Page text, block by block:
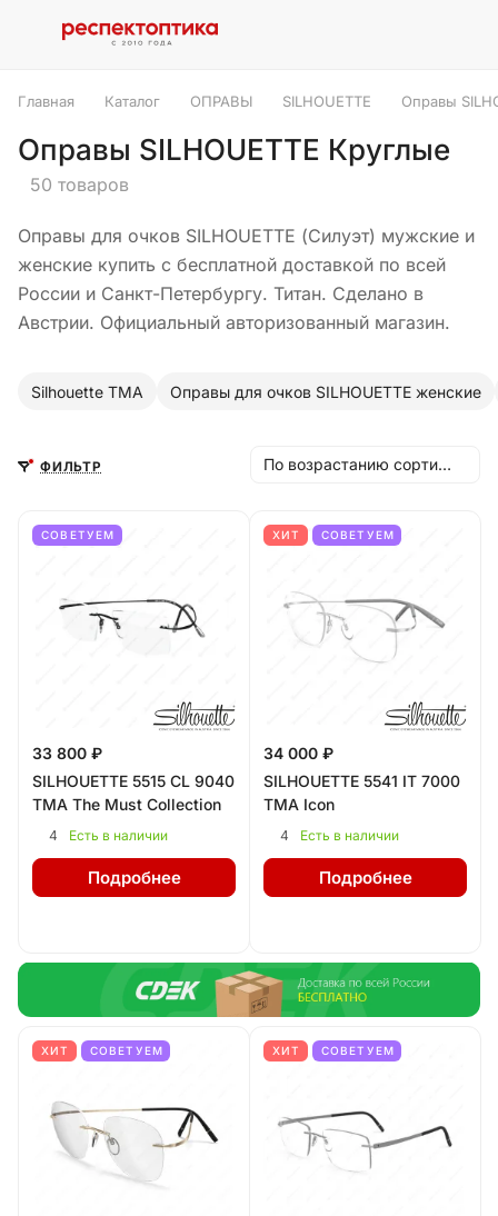
Главная Каталог ОПРАВЫ SILHOUETTE Оправы
Оправы SILHOUETTE Круглые
50 товаров
Оправы для очков SILHOUETTE (Силуэт) мужские и
женские купить с бесплатной доставкой по всей
России и Санкт-Петербургу. Титан. Сделано в
Австрии. Официальный авторизованный магазин.
Silhouette TMA Оправы для очков SILHOUETTE женские
ФИЛЬТР По возрастанию сортировки
СОВЕТУЕМ
33 800 ₽
SILHOUETTE 5515 CL 9040
TMA The Must Collection
4 Есть в наличии
Подробнее
ХИТ СОВЕТУЕМ
34 000 ₽
SILHOUETTE 5541 IT 7000
TMA Icon
4 Есть в наличии
Подробнее
ХИТ СОВЕТУЕМ ХИТ СОВЕТУЕМ